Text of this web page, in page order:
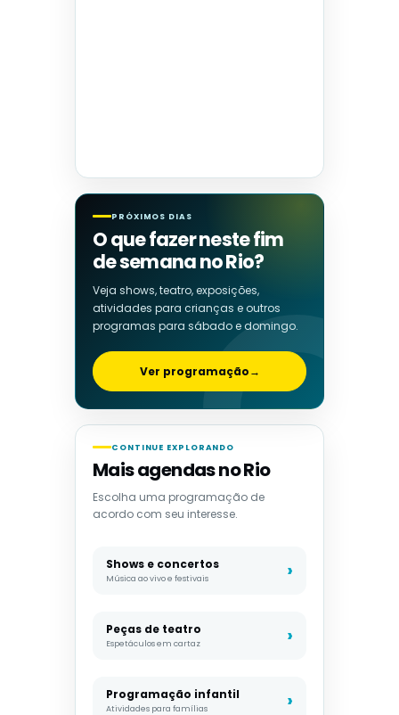
PRÓXIMOS DIAS
O que fazer neste fim
de semana no Rio?
Veja shows, teatro, exposições,
atividades para crianças e outros
programas para sábado e domingo.
Ver programação→
CONTINUE EXPLORANDO
Mais agendas no Rio
Escolha uma programação de
acordo com seu interesse.
Shows e concertos
Música ao vivo e festivais
Peças de teatro
Espetáculos em cartaz
Programação infantil
Atividades para famílias